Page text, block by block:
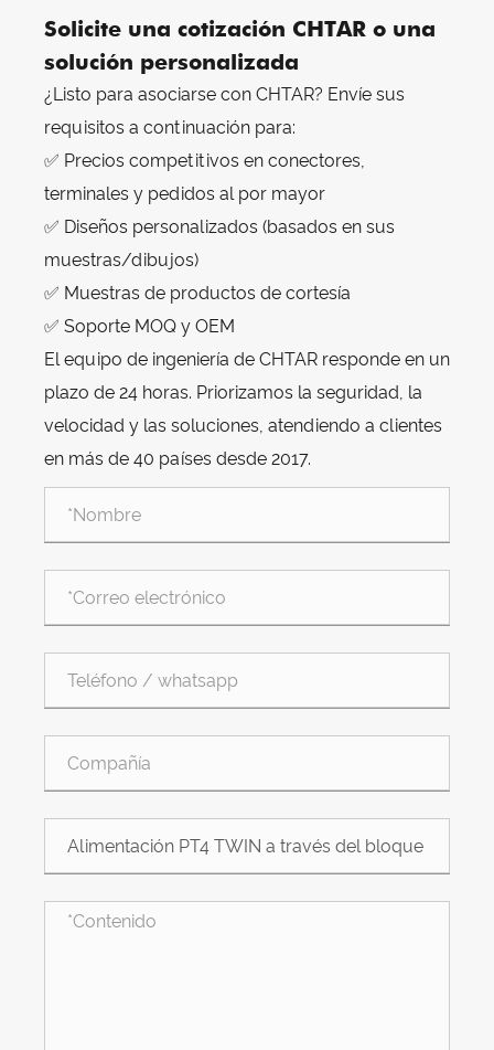
Solicite una cotización CHTAR o una
solución personalizada
¿Listo para asociarse con CHTAR? Envíe sus
requisitos a continuación para:
✅ Precios competitivos en conectores,
terminales y pedidos al por mayor
✅ Diseños personalizados (basados ​​en sus
muestras/dibujos)
✅ Muestras de productos de cortesía
✅ Soporte MOQ y OEM
El equipo de ingeniería de CHTAR responde en un
plazo de 24 horas. Priorizamos la seguridad, la
velocidad y las soluciones, atendiendo a clientes
en más de 40 países desde 2017.